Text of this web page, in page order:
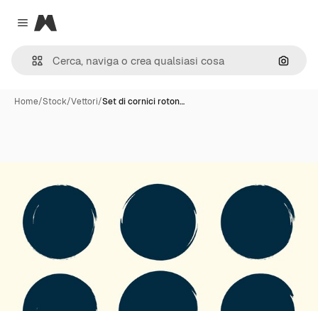
Close menu
Magnific
Cerca
Home/Stock/Vettori/Set di cornici roton…